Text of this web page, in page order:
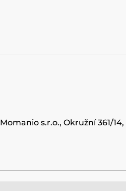
Momanio s.r.o., Okružní 361/